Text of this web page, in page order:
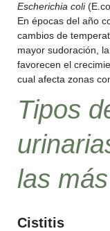
Escherichia coli
En épocas del año
cambios de
mayor sudoración,
favorecen el
cual afecta zonas
Tipos
las
Cistitis